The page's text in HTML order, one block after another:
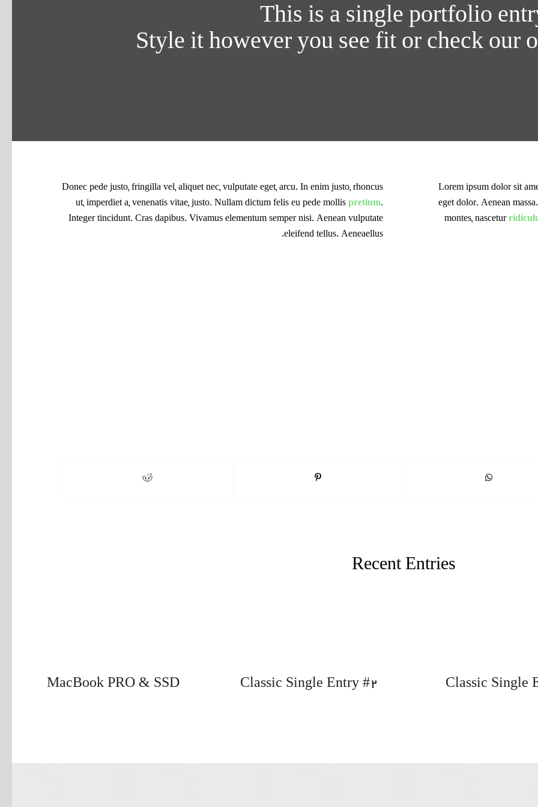
This is a single portfolio
Style it however you see fit or check our
Lorem ipsum dolor sit
eget dolor. Aenean
montes, nascetur
Donec pede justo, fringilla vel, aliquet nec, vulputate eget, arcu. In enim justo, rhoncus
ut, imperdiet a, venenatis vitae, justo. Nullam dictum felis eu pede mollis pretium.
Integer tincidunt. Cras dapibus. Vivamus elementum semper nisi. Aenean vulputate
eleifend tellus. Aeneaellus.
Recent Entries
Classic Single
Classic Single Entry #2
MacBook PRO & SSD